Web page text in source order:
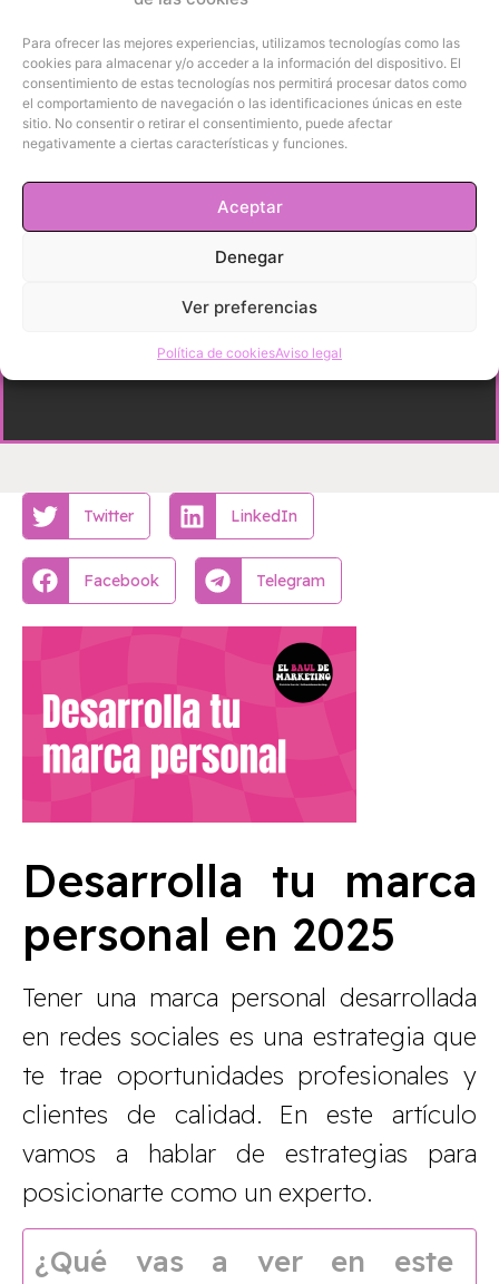
Para ofrecer las mejores experiencias, utilizamos tecnologías como las
cookies para almacenar y/o acceder a la información del dispositivo. El
consentimiento de estas tecnologías nos permitirá procesar datos como
el comportamiento de navegación o las identificaciones únicas en este
sitio. No consentir o retirar el consentimiento, puede afectar
negativamente a ciertas características y funciones.
Aceptar
Denegar
Ver preferencias
Política de cookiesAviso legal
Twitter LinkedIn
Facebook Telegram
Desarrolla tu marca
personal en 2025
Tener una marca personal desarrollada
en redes sociales es una estrategia que
te trae oportunidades profesionales y
clientes de calidad. En este artículo
vamos a hablar de estrategias para
posicionarte como un experto.
¿Qué vas a ver en este